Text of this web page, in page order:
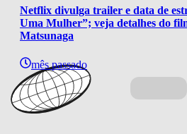
Netflix divulga trailer e data de
Uma Mulher”; veja detalhes do
Matsunaga
mês passado